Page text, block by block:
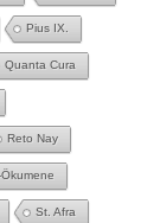
Pius IX.
Quanta Cura
Reto Nay
St. Afra